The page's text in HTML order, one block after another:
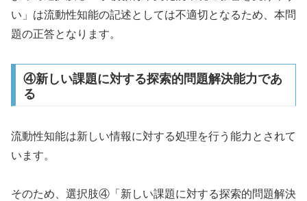
い」は流動性知能の記述としては不適切となるため、本問
題の正答となります。
④新しい課題に対する探索的問題解決能力であ
る
流動性知能は新しい情報に対する処理を行う能力とされて
います。
そのため、選択肢④「新しい課題に対する探索的問題解決